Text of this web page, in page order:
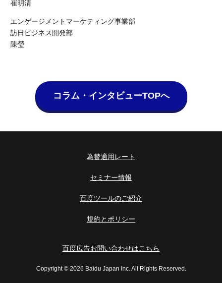
崔明清
エンゲージメントマーケティング事業部
訪日ビジネス開発部
陳瑩
コラム・インタビューTOPへ
為替適用レート
セミナー情報
百度ツールのご紹介
規約とポリシー
百度広告お問い合わせはこちら
Copyright © 2026 Baidu Japan Inc. All Rights Reserved.